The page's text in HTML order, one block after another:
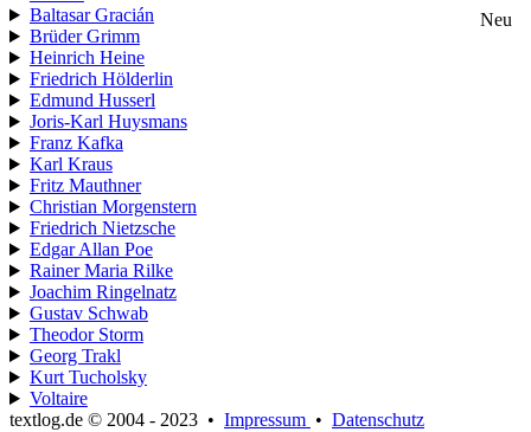
Baltasar Gracián
Neu
Brüder Grimm
Heinrich Heine
Friedrich Hölderlin
Edmund Husserl
Joris-Karl Huysmans
Franz Kafka
Karl Kraus
Fritz Mauthner
Christian Morgenstern
Friedrich Nietzsche
Edgar Allan Poe
Rainer Maria Rilke
Joachim Ringelnatz
Gustav Schwab
Theodor Storm
Georg Trakl
Kurt Tucholsky
Voltaire
textlog.de © 2004 - 2023 • Impressum • Datenschutz